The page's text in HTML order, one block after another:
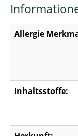
Allergie
Inhaltsstoffe: